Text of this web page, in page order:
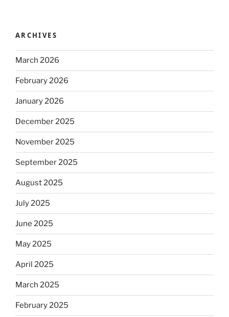
ARCHIVES
March 2026
February 2026
January 2026
December 2025
November 2025
September 2025
August 2025
July 2025
June 2025
May 2025
April 2025
March 2025
February 2025